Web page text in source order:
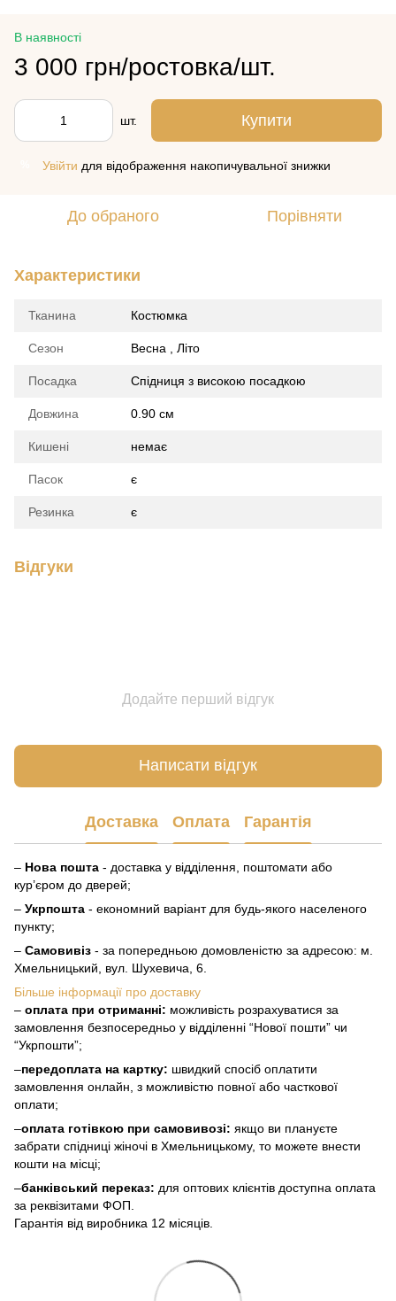
В наявності
3 000 грн/ростовка/шт.
шт. Купити
Увійти для відображення накопичувальної знижки
До обраного Порівняти
Характеристики
Тканина Костюмка
Сезон Весна , Літо
Посадка Спідниця з високою посадкою
Довжина 0.90 см
Кишені немає
Пасок є
Резинка є
Відгуки
Додайте перший відгук
Написати відгук
Доставка Оплата Гарантія
– Нова пошта - доставка у відділення, поштомати або
кур’єром до дверей;
– Укрпошта - економний варіант для будь-якого населеного
пункту;
– Самовивіз - за попередньою домовленістю за адресою: м.
Хмельницький, вул. Шухевича, 6.
Більше інформації про доставку
– оплата при отриманні: можливість розрахуватися за
замовлення безпосередньо у відділенні “Нової пошти” чи
“Укрпошти”;
–передоплата на картку: швидкий спосіб оплатити
замовлення онлайн, з можливістю повної або часткової
оплати;
–оплата готівкою при самовивозі: якщо ви плануєте
забрати спідниці жіночі в Хмельницькому, то можете внести
кошти на місці;
–банківський переказ: для оптових клієнтів доступна оплата
за реквізитами ФОП.
Гарантія від виробника 12 місяців.